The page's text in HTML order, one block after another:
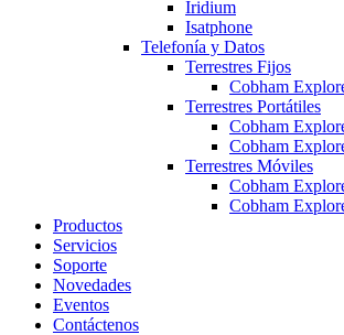
Iridium
Isatphone
Telefonía y Datos
Terrestres Fijos
Cobham
Terrestres Portátiles
Cobham
Cobham
Terrestres Móviles
Cobham
Cobham
Productos
Servicios
Soporte
Novedades
Eventos
Contáctenos